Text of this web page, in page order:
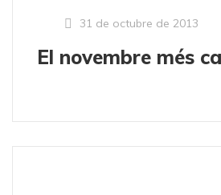
31 de octubre de 2013